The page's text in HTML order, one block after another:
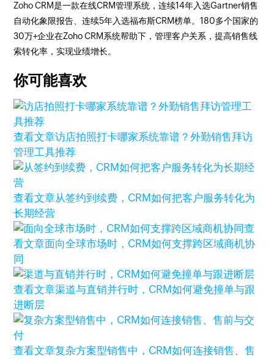
Zoho CRM是一款在线CRM管理系统，连续14年入选Gartner销售
自动化象限报告、连续5年入选福布斯CRM榜单。180多个国家的
30万+企业在Zoho CRM系统帮助下，管理客户关系，提高销售线
索转化率，实现业绩增长。
你可能喜欢
查看文章访店拍照打卡哪家系统靠谱？外勤销售拜访
管理工具推荐
查看文章从签约到续费，CRM如何把客户服务转化为
长期经营
查
看文章面向全球市场时，CRM如何支撑跨区域商机协
同
查看文章渠道与直销并行时，CRM如何避免撞单与跟
进断层
查看文章复杂方案型销售中，CRM如何连接销售、售